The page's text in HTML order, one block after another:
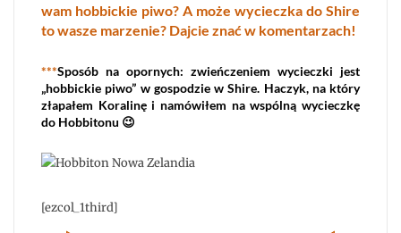
wam hobbickie piwo? A może wycieczka do Shire
to wasze marzenie? Dajcie znać w komentarzach!
***Sposób na opornych: zwieńczeniem wycieczki jest
„hobbickie piwo” w gospodzie w Shire. Haczyk, na który
złapałem Koralinę i namówiłem na wspólną wycieczkę
do Hobbitonu 😉
[ezcol_1third]